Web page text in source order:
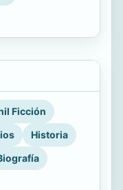
Ficción
Historia